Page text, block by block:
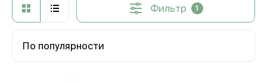
Фильтр 1
По популярности